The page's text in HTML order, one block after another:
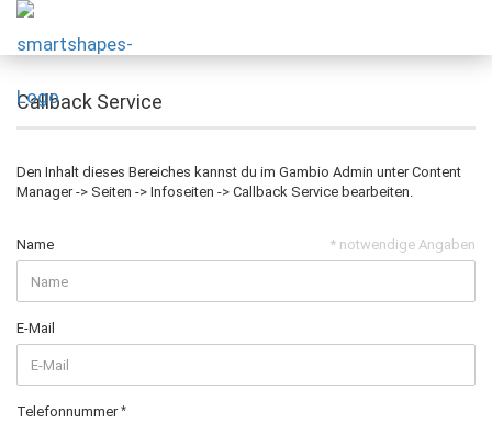
Callback Service
Den Inhalt dieses Bereiches kannst du im Gambio Admin unter Content
Manager -> Seiten -> Infoseiten -> Callback Service bearbeiten.
* notwendige Angaben
Name
E-Mail
Telefonnummer